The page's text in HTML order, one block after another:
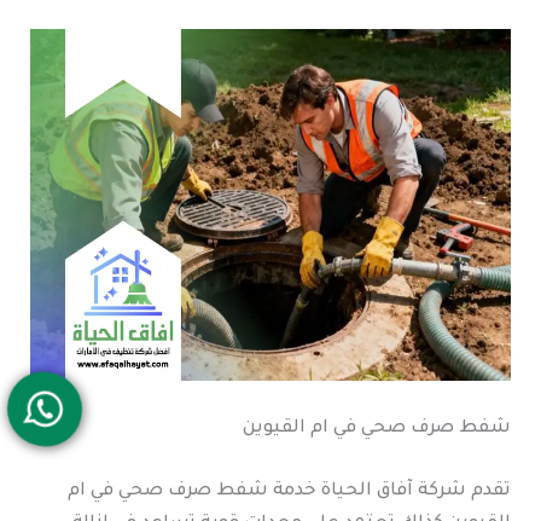
شفط صرف صحي في ام القيوين
تقدم شركة آفاق الحياة خدمة شفط صرف صحي في ام